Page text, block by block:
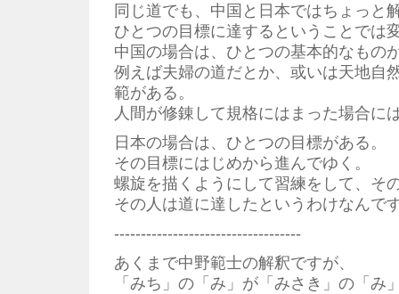
同じ道でも、中国と日本ではちょっと
ひとつの目標に達するということでは
中国の場合は、ひとつの基本的なもの
例えば夫婦の道だとか、或いは天地自
範がある。
人間が修錬して規格にはまった場合に
日本の場合は、ひとつの目標がある。
その目標にはじめから進んでゆく。
螺旋を描くようにして習練をして、そ
その人は道に達したというわけなんで
-----------------------------------
あくまで中野範士の解釈ですが、
「みち」の「み」が「みさき」の「み